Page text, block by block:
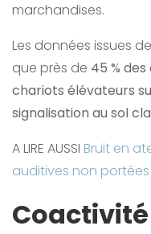
marchandises.
Les données issues
que près de 45 %
chariots élévateurs
signalisation au sol
A LIRE AUSSI Bruit en
auditives non